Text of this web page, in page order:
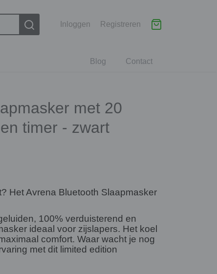
Inloggen Registreren
Contact
Blog
met 20
timer - zwart
Het Avrena Bluetooth Slaapmasker
100% verduisterend en
ideaal voor zijslapers. Het koel
comfort. Waar wacht je nog
met dit limited edition